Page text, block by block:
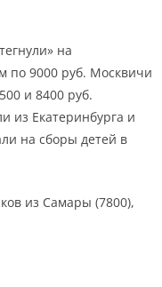
на
по 9000 руб. Москвичи
и 8400 руб.
из Екатеринбурга и
на сборы детей в
из Самары (7800),